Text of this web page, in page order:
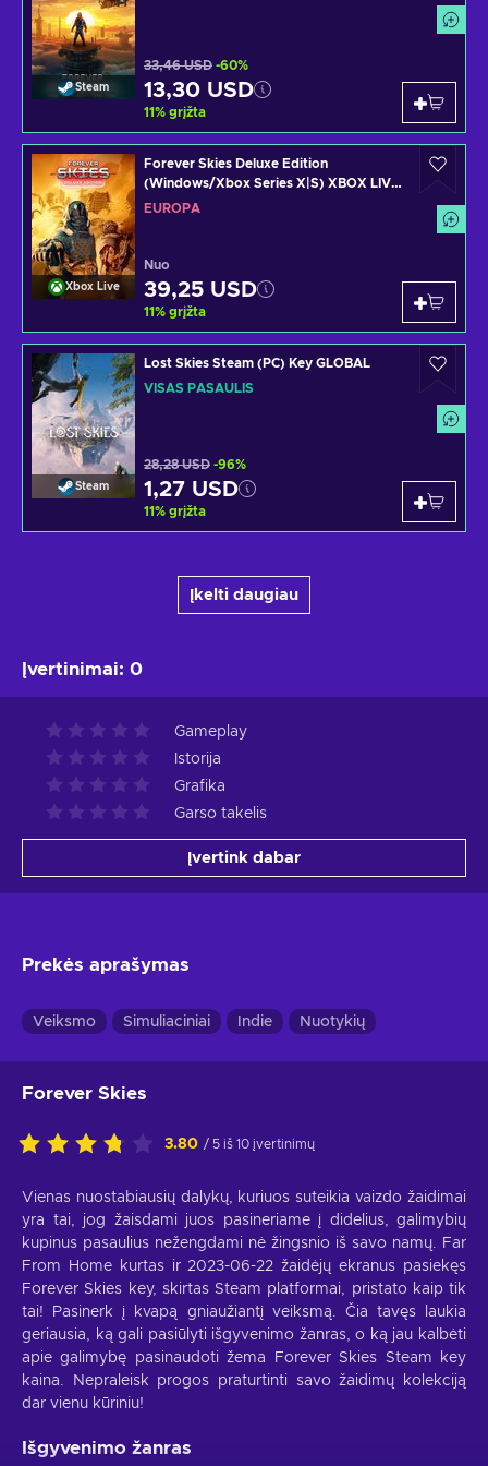
Steam
33,46 USD -60%
13,30 USD
11% grįžta
Xbox Live
Forever Skies Deluxe Edition
(Windows/Xbox Series X|S) XBOX LIVE
Key EUROPE
EUROPA
Nuo
39,25 USD
11% grįžta
Steam
Lost Skies Steam (PC) Key GLOBAL
VISAS PASAULIS
28,28 USD -96%
1,27 USD
11% grįžta
Įkelti daugiau
Įvertinimai: 0
Gameplay
Istorija
Grafika
Garso takelis
Įvertink dabar
Prekės aprašymas
Veiksmo Simuliaciniai Indie Nuotykių
Forever Skies
3.80 / 5 iš 10 įvertinimų
Vienas nuostabiausių dalykų, kuriuos suteikia vaizdo žaidimai
yra tai, jog žaisdami juos pasineriame į didelius, galimybių
kupinus pasaulius nežengdami nė žingsnio iš savo namų. Far
From Home kurtas ir 2023-06-22 žaidėjų ekranus pasiekęs
Forever Skies key, skirtas Steam platformai, pristato kaip tik
tai! Pasinerk į kvapą gniaužiantį veiksmą. Čia tavęs laukia
geriausia, ką gali pasiūlyti išgyvenimo žanras, o ką jau kalbėti
apie galimybę pasinaudoti žema Forever Skies Steam key
kaina. Nepraleisk progos praturtinti savo žaidimų kolekciją
dar vienu kūriniu!
Išgyvenimo žanras